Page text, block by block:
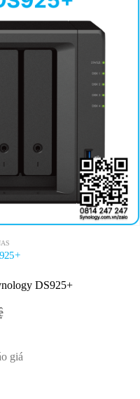
DS925+
giá